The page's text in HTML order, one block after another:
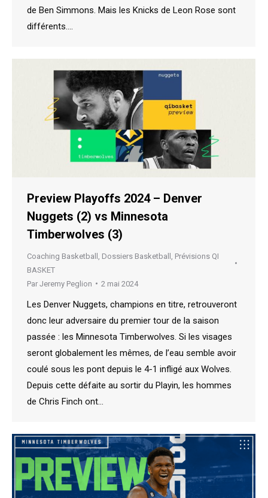
de Ben Simmons. Mais les Knicks de Leon Rose sont
différents.…
Preview Playoffs 2024 – Denver
Nuggets (2) vs Minnesota
Timberwolves (3)
Coaching Basketball Dossiers Basketball
Prévisions QI
BASKET
Par Jeremy Peglion 2 mai 2024
Les Denver Nuggets, champions en titre, retrouveront
donc leur adversaire du premier tour de la saison
passée : les Minnesota Timberwolves. Si les visages
seront globalement les mêmes, de l’eau semble avoir
coulé sous les pont depuis le 4-1 infligé aux Wolves.
Depuis cette défaite au sortir du Playin, les hommes
de Chris Finch ont…